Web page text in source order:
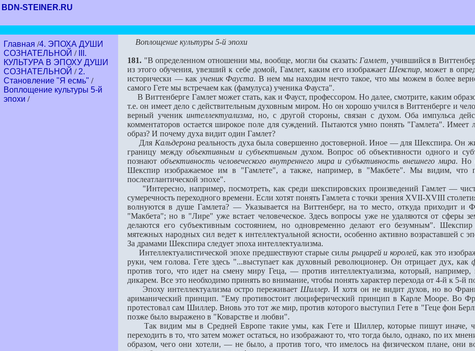
BDN-STEINER.RU
Главная /4. ЭПОХА ДУШИ
СОЗНАТЕЛЬНОЙ /
III.
КУЛЬТУРА В ЭПОХУ ДУШИ
СОЗНАТЕЛЬНОЙ / 2.
Становление "Я есмь" /
Воплощение культуры 5-й
эпохи /
Воплощение культуры 5-й эпохи
181. "В определенном отношении мы, вообще, могли бы сказать: Гамлет, учившийся в
из этого обучения, увeзший к себе домой, Гамлет, каким его изображает Шекспир, может в
исторически — как ученик Фауста. В нeм мы находим нечто такое, что мы можем в более
самого Гeте мы встречаем как (фамулуса) ученика Фауста".
В Виттенберге Гамлет может стать, как и Фауст, профессором. Но далее, смотрите, каким
т.е. он имеет дело с действительным духовным миром. Но он хорошо учился в Виттенберге и
верный ученикинтеллектуализма, но, с другой стороны, связан с духом. Оба импульса
комментаторов остаeтся широкое поле для суждений. Пытаются умно понять "Гамлета". Имеет
образ? И почему духа видит один Гамлет?
Для Кальдеронареальность духа была совершенно достоверной. Иное — для Шекспира. Он
границу междуобъективным и субъективным духом. Вопрос об объективности одного и
познают объективность человеческого внутреннего мира и субъктивность внешнего мира. Но
Шекспир изображаемое им в "Гамлете", а также, например, в "Макбете". Мы видим, что
послеатлантической эпохе".
"Интересно, например, посмотреть, как среди шекспировских произведений Гамлет —
сумеречность переходного времени. Если хотят понять Гамлета с точки зрения XVII-XVIII
волнуются в душе Гамлета? — Указывается на Виттенберг, на то место, откуда приходит и
"Макбета"; но в "Лире" уже встаeт человеческое. Здесь вопросы уже не удаляются от сферы
делаются его субъективным состоянием, но одновременно делают его безумным". Шекспир
мятежных народных сил ведeт к интеллектуальной ясности, особенно активно возраставшей с
За драмами Шекспира следует эпоха интеллектуализма.
Интеллектуалистической эпохе предшествуют старые силы рыцарей и королей, как это
руки, чeм голова. Гeте здесь "...выступает как духовный революционер. Он отрицает дух, как
против того, что идeт на смену миру Геца, — против интеллектуализма, который, например,
дикарeм. Всe это необходимо принять во внимание, чтобы понять характер перехода от 4-й к 5-й
Эпоху интеллектуализма остро переживает Шиллер. И хотя он не видит духов, но во
ариманический принцип. "Ему противостоит люциферический принцип в Карле Мооре. Во
протестовал сам Шиллер. Вновь это тот же мир, против которого выступил Гeте в "Геце фон
позже было выражено в "Коварстве и любви".
Так видим мы в Средней Европе такие умы, как Гeте и Шиллер, которые пишут иначе,
переходить в то, что затем может остаться, но изображают то, что тогда было, однако, по их
образом, чего они хотели, — не было, а против того, что имелось на физическом плане, они